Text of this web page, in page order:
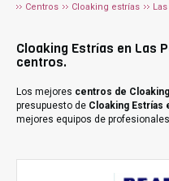
Centros Cloaking estrías
Cloaking Estrías en Las
centros.
Los mejores centros de
presupuesto de Cloaking Estrías
mejores equipos de